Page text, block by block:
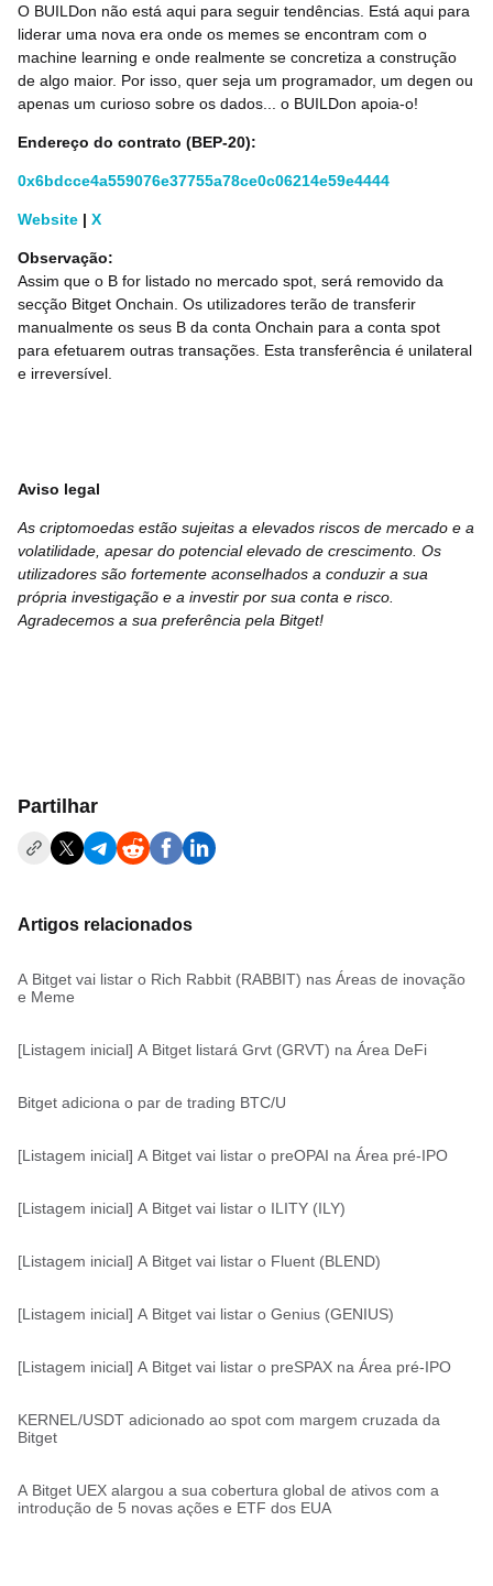
O BUILDon não está aqui para seguir tendências. Está aqui para
liderar uma nova era onde os memes se encontram com o
machine learning e onde realmente se concretiza a construção
de algo maior. Por isso, quer seja um programador, um degen ou
apenas um curioso sobre os dados... o BUILDon apoia-o!
Endereço do contrato (BEP-20):
0x6bdcce4a559076e37755a78ce0c06214e59e4444
Website | X
Observação:
Assim que o B for listado no mercado spot, será removido da
secção Bitget Onchain. Os utilizadores terão de transferir
manualmente os seus B da conta Onchain para a conta spot
para efetuarem outras transações. Esta transferência é unilateral
e irreversível.
Aviso legal
As criptomoedas estão sujeitas a elevados riscos de mercado e a
volatilidade, apesar do potencial elevado de crescimento. Os
utilizadores são fortemente aconselhados a conduzir a sua
própria investigação e a investir por sua conta e risco.
Agradecemos a sua preferência pela Bitget!
Partilhar
Artigos relacionados
A Bitget vai listar o Rich Rabbit (RABBIT) nas Áreas de inovação
e Meme
[Listagem inicial] A Bitget listará Grvt (GRVT) na Área DeFi
Bitget adiciona o par de trading BTC/U
[Listagem inicial] A Bitget vai listar o preOPAI na Área pré-IPO
[Listagem inicial] A Bitget vai listar o ILITY (ILY)
[Listagem inicial] A Bitget vai listar o Fluent (BLEND)
[Listagem inicial] A Bitget vai listar o Genius (GENIUS)
[Listagem inicial] A Bitget vai listar o preSPAX na Área pré-IPO
KERNEL/USDT adicionado ao spot com margem cruzada da
Bitget
A Bitget UEX alargou a sua cobertura global de ativos com a
introdução de 5 novas ações e ETF dos EUA